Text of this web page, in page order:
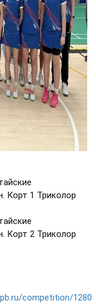
Корт 1 Триколор
Корт 2 Триколор
competition/1280